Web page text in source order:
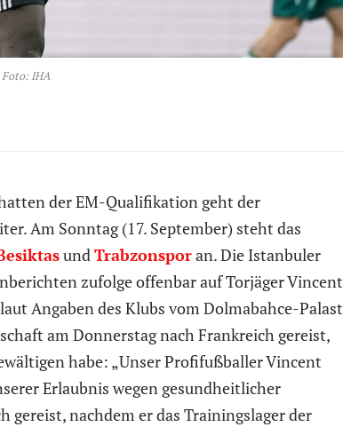
Foto: IHA
der EM-Qualifikation geht der
Am Sonntag (17. September) steht das
und Trabzonsporan. Die Istanbuler
zufolge offenbar auf Torjäger Vincent
Angaben des Klubs vom Dolmabahce-Palast
am Donnerstag nach Frankreich gereist,
habe: „Unser Profifußballer Vincent
Erlaubnis wegen gesundheitlicher
gereist, nachdem er das Trainingslager der